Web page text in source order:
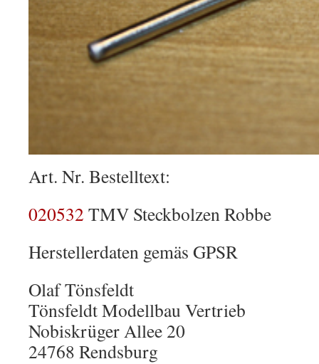
Art. Nr. Bestelltext:
020532 TMV Steckbolzen Robbe
Herstellerdaten gemäs GPSR
Olaf Tönsfeldt
Tönsfeldt Modellbau Vertrieb
Nobiskrüger Allee 20
24768 Rendsburg